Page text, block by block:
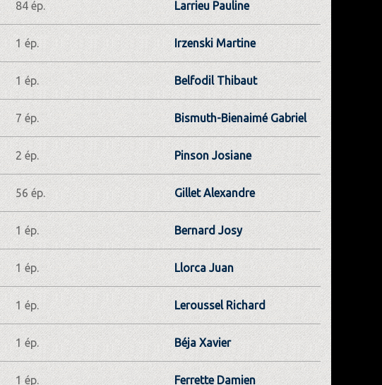
84 ép. Larrieu Pauline
1 ép. Irzenski Martine
1 ép. Belfodil Thibaut
7 ép. Bismuth-Bienaimé Gabriel
2 ép. Pinson Josiane
56 ép. Gillet Alexandre
1 ép. Bernard Josy
1 ép. Llorca Juan
1 ép. Leroussel Richard
1 ép. Béja Xavier
1 ép. Ferrette Damien